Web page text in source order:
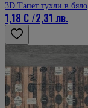
3D Тапет тухли в бяло
1,18 €/2,31 лв.